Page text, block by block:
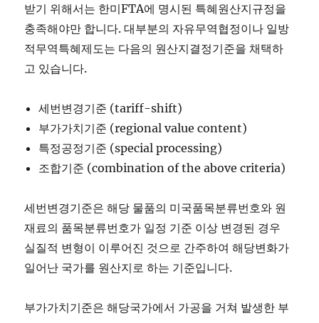
받기 위해서는 한미FTA에 명시된 특혜원산지규정을
충족해야만 합니다. 대부분의 자유무역협정이나 일방
적무역특혜제도는 다음의 원산지결정기준을 채택하
고 있습니다.
세번변경기준 (tariff-shift)
부가가치기준 (regional value content)
특정공정기준 (special processing)
조합기준 (combination of the above criteria)
세번변경기준은 해당 물품의 미국품목분류번호와 원
재료의 품목분류번호가 일정 기준 이상 변경된 경우
실질적 변형이 이루어진 것으로 간주하여 해당변화가
일어난 국가를 원산지로 하는 기준입니다.
부가가치기준은 해당국가에서 가공을 거쳐 발생한 부